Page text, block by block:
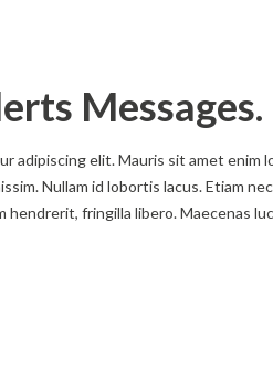
Messages.
adipiscing elit. Mauris sit amet
Nullam id lobortis lacus. Etiam
hendrerit, fringilla libero. Maecenas